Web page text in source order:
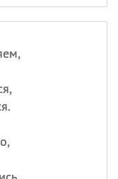
значение